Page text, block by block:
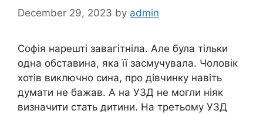
December 29, 2023 by admin
Софія нарешті завагітніла. Але була тільки
одна обставина, яка її засмучувала. Чоловік
хотів виключно сина, про дівчинку навіть
думати не бажав. А на УЗД не могли ніяк
визначити стать дитини. На третьому УЗД